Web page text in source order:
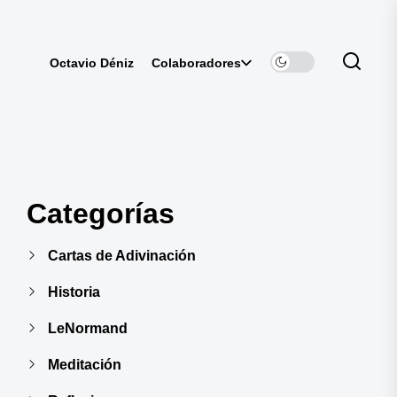
Octavio Déniz Colaboradores
Categorías
Cartas de Adivinación
Historia
LeNormand
Meditación